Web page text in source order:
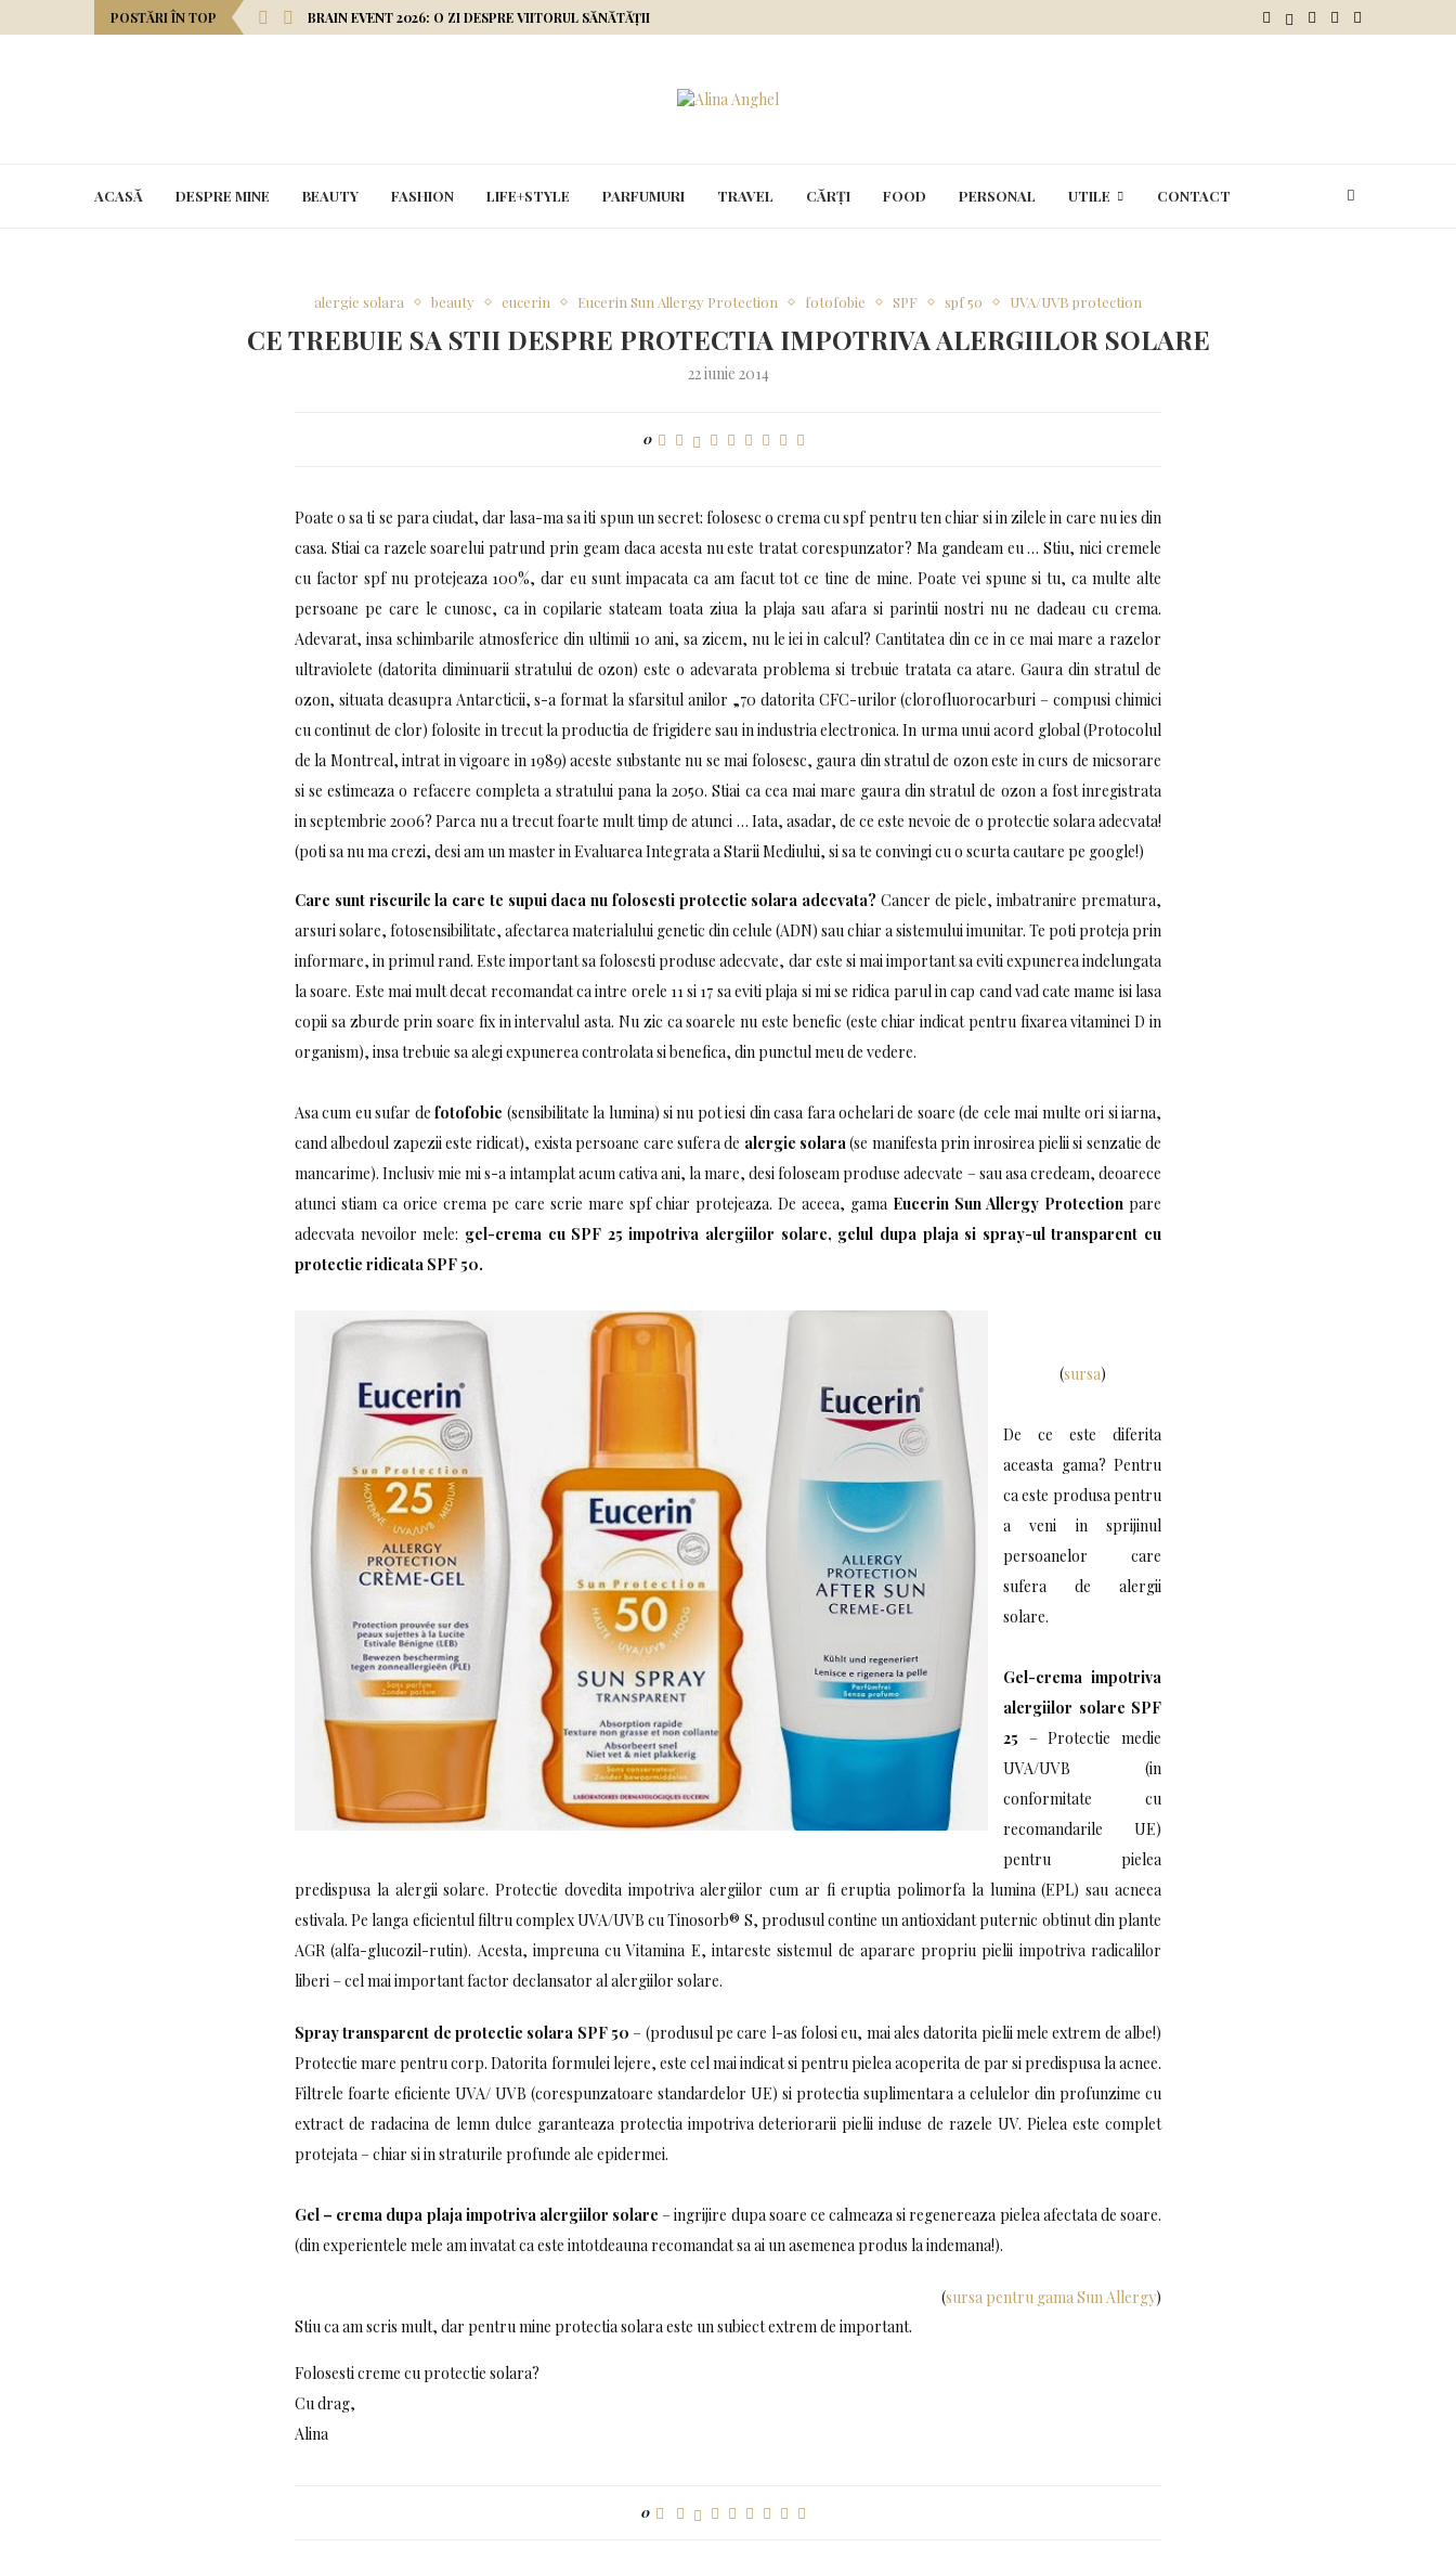
POSTĂRI ÎN TOP BRAIN EVENT 2026: O ZI DESPRE VIITORUL SĂNĂTĂȚII
ACASĂ DESPRE MINE BEAUTY FASHION LIFE+STYLE PARFUMURI TRAVEL CĂRȚI FOOD PERSONAL UTILE CONTACT
alergie solara beauty eucerin Eucerin Sun Allergy Protection fotofobie SPF spf 50 UVA/UVB protection
CE TREBUIE SA STII DESPRE PROTECTIA IMPOTRIVA ALERGIILOR SOLARE
22 iunie 2014
0
Poate o sa ti se para ciudat, dar lasa-ma sa iti spun un secret: folosesc o crema cu spf pentru ten chiar si in zilele in care nu ies din
casa. Stiai ca razele soarelui patrund prin geam daca acesta nu este tratat corespunzator? Ma gandeam eu … Stiu, nici cremele
cu factor spf nu protejeaza 100%, dar eu sunt impacata ca am facut tot ce tine de mine. Poate vei spune si tu, ca multe alte
persoane pe care le cunosc, ca in copilarie stateam toata ziua la plaja sau afara si parintii nostri nu ne dadeau cu crema.
Adevarat, insa schimbarile atmosferice din ultimii 10 ani, sa zicem, nu le iei in calcul? Cantitatea din ce in ce mai mare a razelor
ultraviolete (datorita diminuarii stratului de ozon) este o adevarata problema si trebuie tratata ca atare. Gaura din stratul de
ozon, situata deasupra Antarcticii, s-a format la sfarsitul anilor „70 datorita CFC-urilor (clorofluorocarburi – compusi chimici
cu continut de clor) folosite in trecut la productia de frigidere sau in industria electronica. In urma unui acord global (Protocolul
de la Montreal, intrat in vigoare in 1989) aceste substante nu se mai folosesc, gaura din stratul de ozon este in curs de micsorare
si se estimeaza o refacere completa a stratului pana la 2050. Stiai ca cea mai mare gaura din stratul de ozon a fost inregistrata
in septembrie 2006? Parca nu a trecut foarte mult timp de atunci … Iata, asadar, de ce este nevoie de o protectie solara adecvata!
(poti sa nu ma crezi, desi am un master in Evaluarea Integrata a Starii Mediului, si sa te convingi cu o scurta cautare pe google!)
Care sunt riscurile la care te supui daca nu folosesti protectie solara adecvata? Cancer de piele, imbatranire prematura,
arsuri solare, fotosensibilitate, afectarea materialului genetic din celule (ADN) sau chiar a sistemului imunitar. Te poti proteja prin
informare, in primul rand. Este important sa folosesti produse adecvate, dar este si mai important sa eviti expunerea indelungata
la soare. Este mai mult decat recomandat ca intre orele 11 si 17 sa eviti plaja si mi se ridica parul in cap cand vad cate mame isi lasa
copii sa zburde prin soare fix in intervalul asta. Nu zic ca soarele nu este benefic (este chiar indicat pentru fixarea vitaminei D in
organism), insa trebuie sa alegi expunerea controlata si benefica, din punctul meu de vedere.
Asa cum eu sufar defotofobie (sensibilitate la lumina) si nu pot iesi din casa fara ochelari de soare (de cele mai multe ori si iarna,
cand albedoul zapezii este ridicat), exista persoane care sufera de alergie solara(se manifesta prin inrosirea pielii si senzatie de
mancarime). Inclusiv mie mi s-a intamplat acum cativa ani, la mare, desi foloseam produse adecvate – sau asa credeam, deoarece
atunci stiam ca orice crema pe care scrie mare spf chiar protejeaza. De aceea, gama Eucerin Sun Allergy Protectionpare
adecvata nevoilor mele: gel-crema cu SPF 25 impotriva alergiilor solare, gelul dupa plaja si spray-ul transparent cu
protectie ridicata SPF 50.
(sursa)
De ce este diferita
aceasta gama? Pentru
ca este produsa pentru
a veni in sprijinul
persoanelor care
sufera de alergii
solare.
Gel-crema impotriva
alergiilor solare SPF
25 – Protectie medie
UVA/UVB (in
conformitate cu
recomandarile UE)
pentru pielea
predispusa la alergii solare. Protectie dovedita impotriva alergiilor cum ar fi eruptia polimorfa la lumina (EPL) sau acneea
estivala. Pe langa eficientul filtru complex UVA/UVB cu Tinosorb® S, produsul contine un antioxidant puternic obtinut din plante
AGR (alfa-glucozil-rutin). Acesta, impreuna cu Vitamina E, intareste sistemul de aparare propriu pielii impotriva radicalilor
liberi – cel mai important factor declansator al alergiilor solare.
Spray transparent de protectie solara SPF 50 – (produsul pe care l-as folosi eu, mai ales datorita pielii mele extrem de albe!)
Protectie mare pentru corp. Datorita formulei lejere, este cel mai indicat si pentru pielea acoperita de par si predispusa la acnee.
Filtrele foarte eficiente UVA/ UVB (corespunzatoare standardelor UE) si protectia suplimentara a celulelor din profunzime cu
extract de radacina de lemn dulce garanteaza protectia impotriva deteriorarii pielii induse de razele UV. Pielea este complet
protejata – chiar si in straturile profunde ale epidermei.
Gel – crema dupa plaja impotriva alergiilor solare – ingrijire dupa soare ce calmeaza si regenereaza pielea afectata de soare.
(din experientele mele am invatat ca este intotdeauna recomandat sa ai un asemenea produs la indemana!).
(sursa pentru gama Sun Allergy)
Stiu ca am scris mult, dar pentru mine protectia solara este un subiect extrem de important.
Folosesti creme cu protectie solara?
Cu drag,
Alina
0